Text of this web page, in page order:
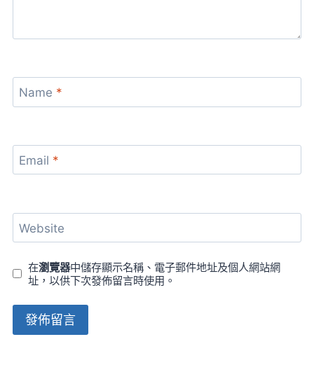
Name *
Email *
Website
在瀏覽器中儲存顯示名稱、電子郵件地址及個人網站網
址，以供下次發佈留言時使用。